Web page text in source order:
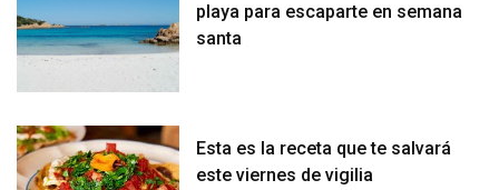
playa para escaparte en semana
santa
Esta es la receta que te salvará
este viernes de vigilia